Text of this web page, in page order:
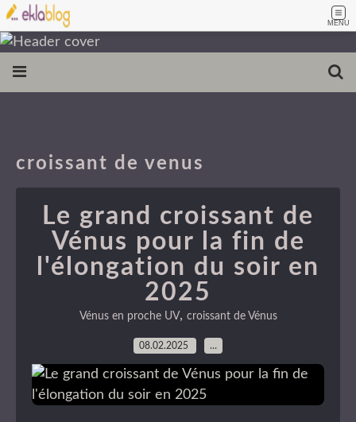
MENU
croissant de venus
Le grand croissant de
Vénus pour la fin de
l'élongation du soir en
2025
Vénus en proche UV, croissant de Vénus
08.02.2025 …